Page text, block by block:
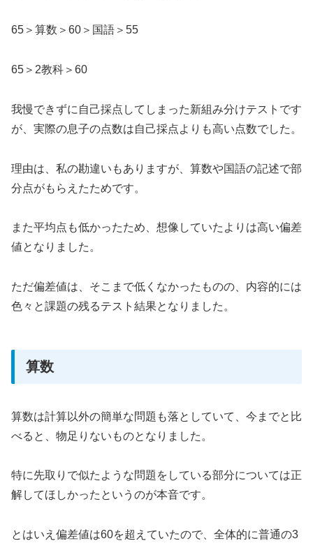
65＞算数＞60＞国語＞55
65＞2教科＞60
我慢できずに自己採点してしまった新組み分けテストです
が、実際の息子の点数は自己採点よりも高い点数でした。
理由は、私の勘違いもありますが、算数や国語の記述で部
分点がもらえたためです。
また平均点も低かったため、想像していたよりは高い偏差
値となりました。
ただ偏差値は、そこまで低くなかったものの、内容的には
色々と課題の残るテスト結果となりました。
算数
算数は計算以外の簡単な問題も落としていて、今までと比
べると、物足りないものとなりました。
特に先取りで似たような問題をしている部分については正
解してほしかったというのが本音です。
とはいえ偏差値は60を超えていたので、全体的に普通の3